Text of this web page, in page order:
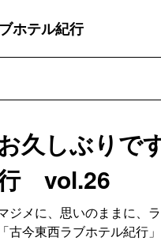
ホテル紀行
久しぶりで
vol.26
ジメに、思いのままに、
「古今東西ラブホテル紀行」